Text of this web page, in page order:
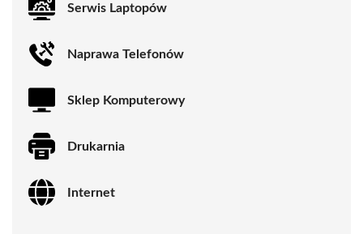
Serwis Laptopów
Naprawa Telefonów
Sklep Komputerowy
Drukarnia
Internet